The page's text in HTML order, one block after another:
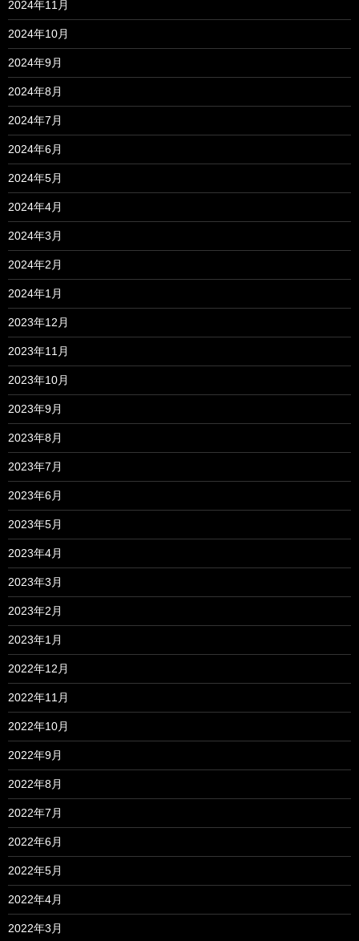
2024年11月
2024年10月
2024年9月
2024年8月
2024年7月
2024年6月
2024年5月
2024年4月
2024年3月
2024年2月
2024年1月
2023年12月
2023年11月
2023年10月
2023年9月
2023年8月
2023年7月
2023年6月
2023年5月
2023年4月
2023年3月
2023年2月
2023年1月
2022年12月
2022年11月
2022年10月
2022年9月
2022年8月
2022年7月
2022年6月
2022年5月
2022年4月
2022年3月